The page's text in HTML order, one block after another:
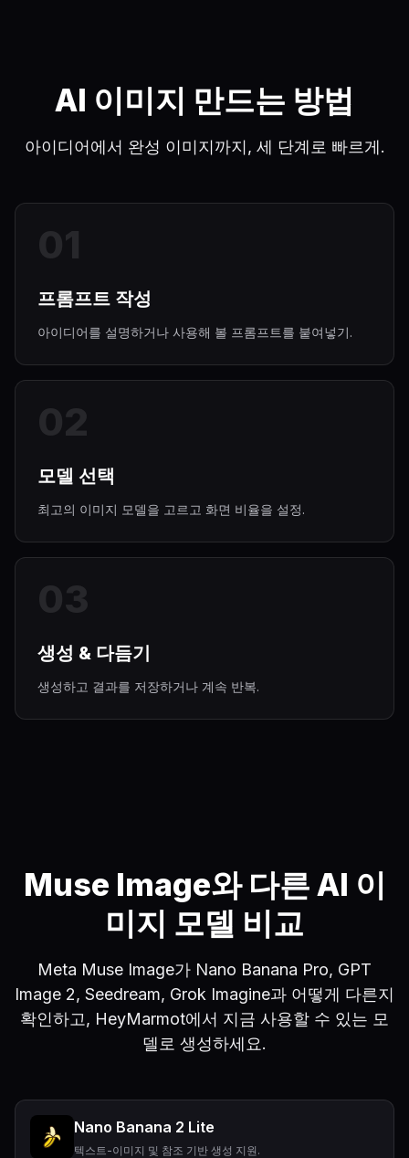
AI 이미지 만드는 방법
아이디어에서 완성 이미지까지, 세 단계로 빠르게.
01
프롬프트 작성
아이디어를 설명하거나 사용해 볼 프롬프트를 붙여넣기.
02
모델 선택
최고의 이미지 모델을 고르고 화면 비율을 설정.
03
생성 & 다듬기
생성하고 결과를 저장하거나 계속 반복.
Muse Image와 다른 AI 이
미지 모델 비교
Meta Muse Image가 Nano Banana Pro, GPT
Image 2, Seedream, Grok Imagine과 어떻게 다른지
확인하고, HeyMarmot에서 지금 사용할 수 있는 모
델로 생성하세요.
Nano Banana 2 Lite
텍스트-이미지 및 참조 기반 생성 지원.